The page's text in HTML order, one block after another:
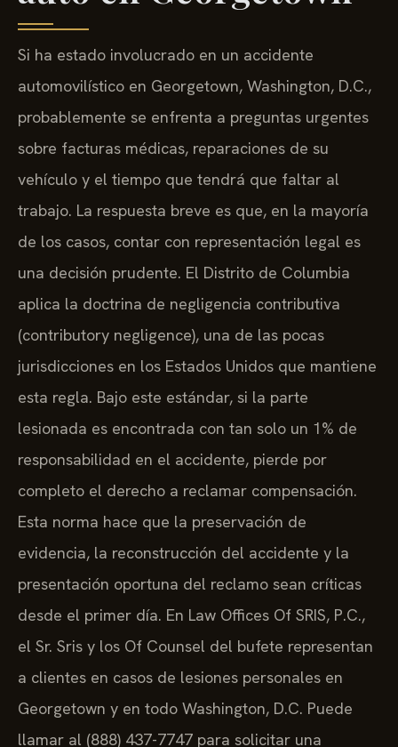
Si ha estado involucrado en un accidente
automovilístico en Georgetown, Washington, D.C.,
probablemente se enfrenta a preguntas urgentes
sobre facturas médicas, reparaciones de su
vehículo y el tiempo que tendrá que faltar al
trabajo. La respuesta breve es que, en la mayoría
de los casos, contar con representación legal es
una decisión prudente. El Distrito de Columbia
aplica la doctrina de negligencia contributiva
(contributory negligence), una de las pocas
jurisdicciones en los Estados Unidos que mantiene
esta regla. Bajo este estándar, si la parte
lesionada es encontrada con tan solo un 1% de
responsabilidad en el accidente, pierde por
completo el derecho a reclamar compensación.
Esta norma hace que la preservación de
evidencia, la reconstrucción del accidente y la
presentación oportuna del reclamo sean críticas
desde el primer día. En Law Offices Of SRIS, P.C.,
el Sr. Sris y los Of Counsel del bufete representan
a clientes en casos de lesiones personales en
Georgetown y en todo Washington, D.C. Puede
llamar al (888) 437-7747 para solicitar una